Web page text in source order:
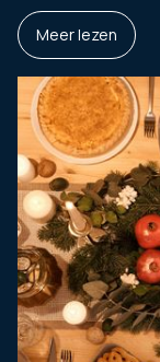
Meer lezen